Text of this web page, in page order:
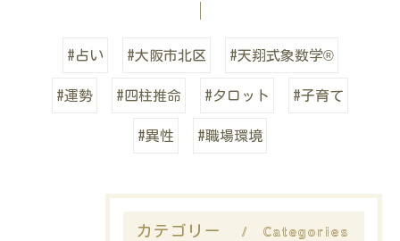
#占い #大阪市北区 #天翔式象数学®
#運勢 #四柱推命 #タロット #子育て
#異性 #職場環境
カテゴリー Categories